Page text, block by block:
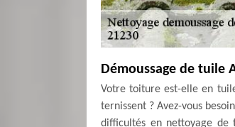
Démoussage de tuile
Votre toiture est-elle en
ternissent ? Avez-vous
difficultés en nettoyage de